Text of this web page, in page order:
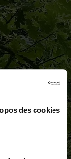
des cookies